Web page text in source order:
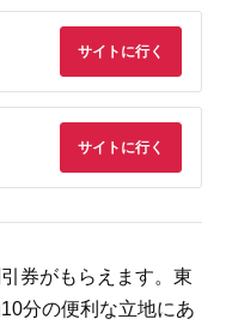
サイトに行く
サイトに行く
券がもらえます。東
分の便利な立地にあ